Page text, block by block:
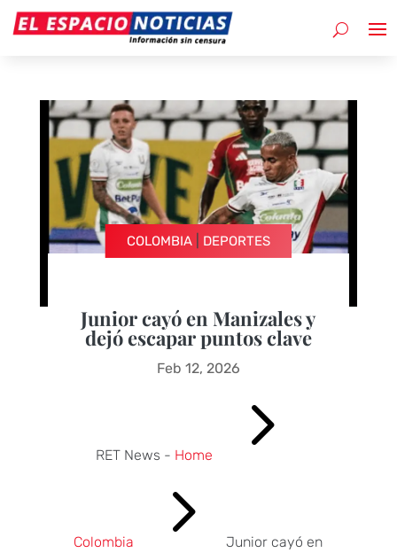
COLOMBIA| DEPORTES
Junior cayó en Manizales y
dejó escapar puntos clave
Feb 12, 2026
RET News - Home 5
Colombia 5
Junior cayó en